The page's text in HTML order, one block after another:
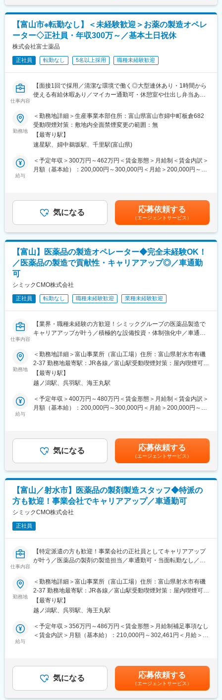
■扱うサービス
医薬品原薬及びその中間体の受託製造、治験用原薬の試製、CMC
開発支援、特殊中間体製造、マロン酸・ピリミジン誘導体製造な
ど。
■業務の魅力
・経験・志向に応じて役割を決定するため、これまでのキャリア
を活かしながら新たな領域にも挑戦できる
・医薬品原薬の受託製造という専門性の高い事業を通じて、社会
貢献性の高い仕事に携われる
関われる環境
・職種にとらわれずキャリアの幅を広げられる
■教育体制
えています。
挑戦を重んじている社風ですので、意欲と努力があれば、 ご自身
の望むレベルの高い業務に携わっていただくことや望むキャリア
を歩んでいただくことが可能です。
・育休取得率90％以上、研究開発部の平均残業時間は約25時間と
働きやすい環境であり、全社平均勤続年数は13年と腰を据えて働
くことが出来る職場です。
変更の範囲：会社の定める業務
【富山市※転勤なし】＜未経験歓迎＞お薬の製造オペレ
ーター◇正社員・年収300万～／基本土日祝休
株式会社富士薬品
正社員 転勤なし 5名以上採用 職種未経験歓迎
仕事内容
【面接1回で採用／清潔な環境で働く◎大型連休あり・1時間から
使える有給休暇あり／マイカー通勤可・休憩室や仕出し弁当あ
＜求人のポイント＞
◎未経験歓迎！私たちの健康を守るお薬の製造です♪
◎富山から転勤なし・基本土日祝休で働きやすい環境
◎ドラッグストア『セイムス』など展開する大手企業！正社員採
★工場は清潔な環境です！
験・保管
※機械を操作する作業がメインです
※20キロ前後の原料を運ぶ作業があります
◎錠剤検査や選別作業（細かい作業があります） など
＜入社後の流れ＞
■働き方・働く環境：
・基本土日祝休み（会社カレンダーにより、年9回程土曜出勤あ
り）
※夏季休暇や年末年始休暇など、大型連休あり
・1時間から使える有給休暇あり
・マイカー通勤可
・食堂はありませんが、パンやカップ麺の自販機があります。ま
・工場から徒歩10分圏内にコンビニあり。工場から車で5分圏内
に市内最大級のショッピングモールがある中心地に工場がありま
す。
・単身者用のアパートも多数あり生活しやすいエリアです。
■モデル年収：
23歳メンバー 年収約308万円 独身
30歳主任 年収約405万円（子供1人）
35歳係長 年収約500万円（子供2人）
※残業代は別途支給
■富山工場について：
当社は、1930年に富山市で配置薬販売業を始めたことがルーツ、
ル剤・顆粒剤などさまざまな剤形の製造を行っています。
変更の範囲：会社の定める業務
勤務地
＜勤務地詳細＞生産事業本部住所：富山県富山市婦中町板倉682
受動喫煙対策：敷地内全面禁煙変更の範囲：無
【最寄り駅】
速星駅、婦中鵜坂駅、千里駅(富山県)
給与
＜予定年収＞300万円～462万円＜賃金形態＞月給制＜賃金内訳＞
月額（基本給）：200,000円～300,000円＜月給＞200,000円～
であり、選考を通じて上下する可能性があります。月給(月額)は固
定手当を含めた表記です。
気になる 応募依頼する
（エージェントサービス）
【富山】医薬品の製造オペレーター◆完全未経験OK！
／医薬品の製造で貢献性・キャリアアップ◎／車通勤
可
シミックCMO株式会社
正社員 転勤なし 職種未経験歓迎 業種未経験歓迎
仕事内容
【業界・職種未経験の方歓迎！シミックグループの医薬品製造で
キャリアアップが叶う／積極的な設備投資・体制強化中／車通勤
【はじめに】
今回は、完全未経験OKの医薬品の受託製造を行う当社にて、医薬
品の製造オペレーターを募集します。職種・業界未経験からでも
医薬品の製造でスキルアップが叶います◎主に半固形剤の製造業
務をお任せする想定です。
装等の設備運転を行います。
■清掃・洗浄（作業室、製造設備）
■製造設備、備品、消耗品の発注・在庫管理業務
■原材料運搬・保管管理業務
【研修体制】
初日にシミックグループ内のキャリア採用全体研修を受講いただ
いた後、翌日から工場内での研修・OJTでのフォローとなりま
す。実務経験の有無を問わず、お任せする業務に対して丁寧にフ
ォロー・サポートをしておりますので、未経験の方や中途入社の
方もご活躍いただきやすい環境となっています。
■製造部門：全体で約35名（幅広いご年代の方が活躍中）
中途入社者の割合も高く、様々なバックグラウンドの方がいるた
め、コミュニケーションも活発にとれる環境となっています。
■ケアリーブ制度：
小学校就学中までの子供の病気療養や学校行事参加等の際に1時間
【当社について】
シミックグループの一員として医薬品製造受託サービス
勤務地
＜勤務地詳細＞富山事業所（富山工場）住所：富山県射水市有磯
2-37 勤務地最寄駅：JR各線／富山駅受動喫煙対策：屋内喫煙可能
場所あり変更の範囲：会社の定める事業所
【最寄り駅】
越ノ潟駅、呉羽駅、海王丸駅
給与
＜予定年収＞400万円～480万円＜賃金形態＞月給制＜賃金内訳＞
月額（基本給）：200,000円～300,000円＜月給＞200,000円～
す。■賞与：業績連動／個人評価・勤怠状況により変動■昇給：有
賃金はあくまでも目安の金額であり、選考を通じて上下する可能
性があります。月給(月額)は固定手当を含めた表記です。
気になる 応募依頼する
（エージェントサービス）
【富山／射水市】医薬品の製剤製造スタッフ◆特派の
方も歓迎！事業会社でキャリアアップ／車通勤可
シミックCMO株式会社
正社員
仕事内容
【特定派遣の方も歓迎！事業会社の正社員としてキャリアアップ
が叶う／医薬品の製剤の製造担当／車通勤可・当面転勤なし／シ
【はじめに】
今回は、医薬品の受託製造を行う当社にて、医薬品の製剤製造ス
タッフを募集します。半固形剤を中心にご担当いただきます。
【業務内容】
■製剤設備の運転作業：
■設備組立等の作業
■パレットやドラムなどの運搬・洗浄作業などの製造支援業務
勤務地
＜勤務地詳細＞富山事業所（富山工場）住所：富山県射水市有磯
2-37 勤務地最寄駅：JR各線／富山駅受動喫煙対策：屋内喫煙可能
場所あり変更の範囲：会社の定める事業所
【最寄り駅】
越ノ潟駅、呉羽駅、海王丸駅
給与
＜予定年収＞356万円～486万円＜賃金形態＞月給制補足事項なし
＜賃金内訳＞月額（基本給）：210,000円～302,461円＜月給＞
あり、選考を通じて上下する可能性があります。月給(月額)は固定
手当を含めた表記です。
気になる 応募依頼する
（エージェントサービス）